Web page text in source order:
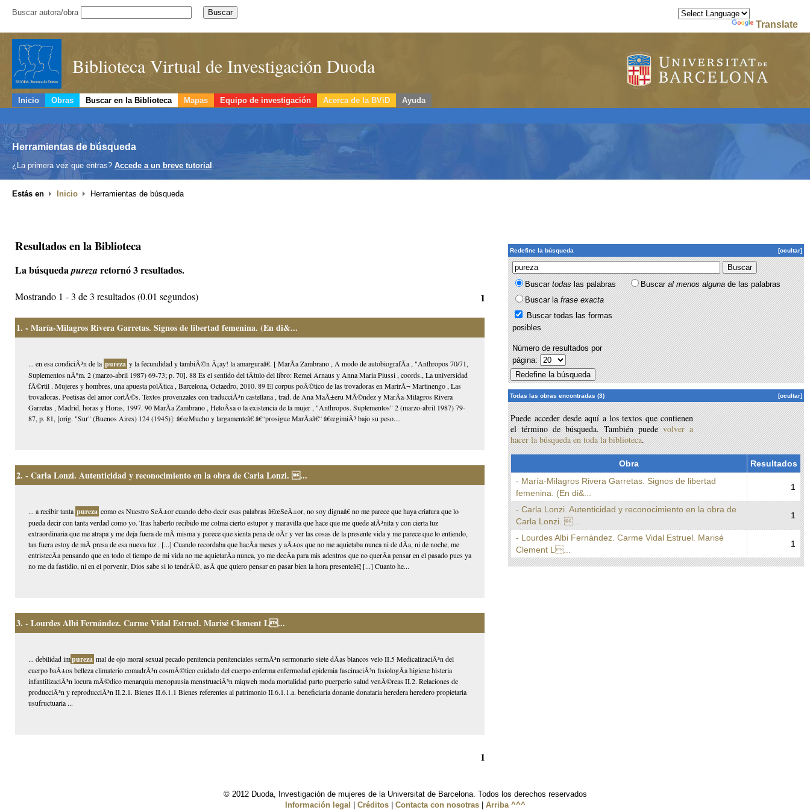
Translate
Buscar autora/obra
Biblioteca Virtual de Investigación Duoda
Inicio Obras Buscar en la Biblioteca Mapas Equipo de investigación Acerca de la BViD Ayuda
Herramientas de búsqueda
¿La primera vez que entras? Accede a un breve tutorial .
Estás en Inicio Herramientas de búsqueda
Resultados en la Biblioteca
La búsquedapurezaretornó 3 resultados.
Mostrando 1 - 3 de 3 resultados (0.01 segundos) 1
1. - María-Milagros Rivera Garretas. Signos de libertad femenina. (En di&...
... en esa condiciÃ³n de la pureza y la fecundidad y tambiÃ©n Â¡ay! la amarguraâ€. [ MarÃ­a Zambrano , A modo de autobiografÃ­a , "Anthropos 70/71,
Suplementos nÃºm. 2 (marzo-abril 1987) 69-73; p. 70]. 88 Es el sentido del tÃ­tulo del libro: Remei Arnaus y Anna Maria Piussi , coords., La universidad
fÃ©rtil . Mujeres y hombres, una apuesta polÃ­tica , Barcelona, Octaedro, 2010. 89 El corpus poÃ©tico de las trovadoras en MarirÃ¬ Martinengo , Las
trovadoras. Poetisas del amor cortÃ©s. Textos provenzales con traducciÃ³n castellana , trad. de Ana MaÃ±eru MÃ©ndez y MarÃ­a-Milagros Rivera
Garretas , Madrid, horas y Horas, 1997. 90 MarÃ­a Zambrano , HeloÃ­sa o la existencia de la mujer , "Anthropos. Suplementos" 2 (marzo-abril 1987) 79-
87, p. 81, [orig. "Sur" (Buenos Aires) 124 (1945)]: â€œMucho y largamenteâ€ â€“prosigue MarÃ­aâ€“ â€œgimiÃ³ bajo su peso....
2. - Carla Lonzi. Autenticidad y reconocimiento en la obra de Carla Lonzi. ...
... a recibir tanta pureza como es Nuestro SeÃ±or cuando debo decir esas palabras â€œSeÃ±or, no soy dignaâ€ no me parece que haya criatura que lo
pueda decir con tanta verdad como yo. Tras haberlo recibido me colma cierto estupor y maravilla que hace que me quede atÃ³nita y con cierta luz
extraordinaria que me atrapa y me deja fuera de mÃ­ misma y parece que sienta pena de oÃ­r y ver las cosas de la presente vida y me parece que lo entiendo,
tan fuera estoy de mÃ­ presa de esa nueva luz . [...] Cuando recordaba que hacÃ­a meses y aÃ±os que no me aquietaba nunca ni de dÃ­a, ni de noche, me
entristecÃ­a pensando que en todo el tiempo de mi vida no me aquietarÃ­a nunca, yo me decÃ­a para mis adentros que no querÃ­a pensar en el pasado pues ya
no me da fastidio, ni en el porvenir, Dios sabe si lo tendrÃ©, asÃ­ que quiero pensar en pasar bien la hora presenteâ€¦ [...] Cuanto he...
3. - Lourdes Albi Fernández. Carme Vidal Estruel. Marisé Clement L...
... debilidad impureza mal de ojo moral sexual pecado penitencia penitenciales sermÃ³n sermonario siete dÃ­as blancos velo II.5 MedicalizaciÃ³n del
cuerpo baÃ±os belleza climaterio comadrÃ³n cosmÃ©tico cuidado del cuerpo enferma enfermedad epidemia fascinaciÃ³n fisiologÃ­a higiene histeria
infantilizaciÃ³n locura mÃ©dico menarquia menopausia menstruaciÃ³n miqweh moda mortalidad parto puerperio salud venÃ©reas II.2. Relaciones de
producciÃ³n y reproducciÃ³n II.2.1. Bienes II.6.1.1 Bienes referentes al patrimonio II.6.1.1.a. beneficiaria donante donataria heredera heredero propietaria
usufructuaria ...
1
[ocultar]
Redefine la búsqueda
Buscartodaslas palabras Buscaral menos algunade las palabras
Buscar lafrase exacta
Buscar todas las formas
posibles
Número de resultados por
página:
[ocultar]
Todas las obras encontradas (3)
Puede acceder desde aquí a los textos que contienen
el término de búsqueda. También puedevolver a
hacer la búsqueda en toda la biblioteca.
Obra
Resultados
- María-Milagros Rivera Garretas. Signos de libertad
femenina. (En di&...
1
- Carla Lonzi. Autenticidad y reconocimiento en la obra de
Carla Lonzi. ...
1
- Lourdes Albi Fernández. Carme Vidal Estruel. Marisé
Clement L...
1
© 2012 Duoda, Investigación de mujeres de la Universitat de Barcelona. Todos los derechos reservados
Información legal
Créditos| Contacta con nosotras| Arriba ^^^